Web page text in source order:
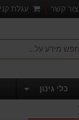
צור קשר עגלת
כלי גינון